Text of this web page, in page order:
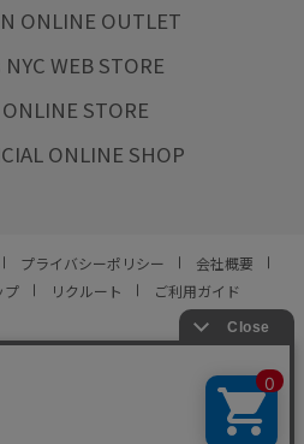
ONLINE OUTLET
WEB STORE
STORE
ONLINE SHOP
プライバシーポリシー
会社概要
プ リクルート ご利用ガイド
RIGHTS RESERVED.